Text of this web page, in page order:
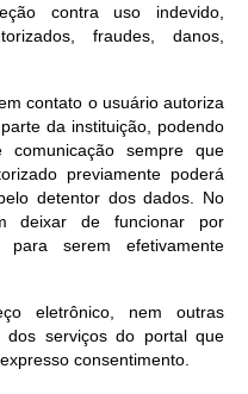
contra uso indevido,
fraudes, danos,
contato o usuário autoriza
da instituição, podendo
sempre que
previamente poderá
detentor dos dados. No
deixar de funcionar por
para serem efetivamente
eletrônico, nem outras
dos serviços do portal que
consentimento.